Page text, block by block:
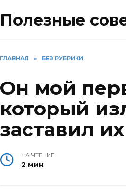
Полезные
ГЛАВНАЯ » БЕЗ РУБРИКИ
Он мой
который
заставил
НА ЧТЕНИЕ
2 мин